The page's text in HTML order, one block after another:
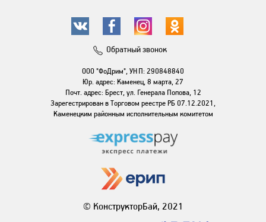
Обратный звонок
ООО "ФоДрим", УНП: 290848840
Юр. адрес: Каменец, 8 марта, 27
Почт. адрес: Брест, ул. Генерала Попова, 12
Зарегестрирован в Торговом реестре РБ 07.12.2021,
Каменецким районным исполнительным комитетом
© КонструкторБай, 2021